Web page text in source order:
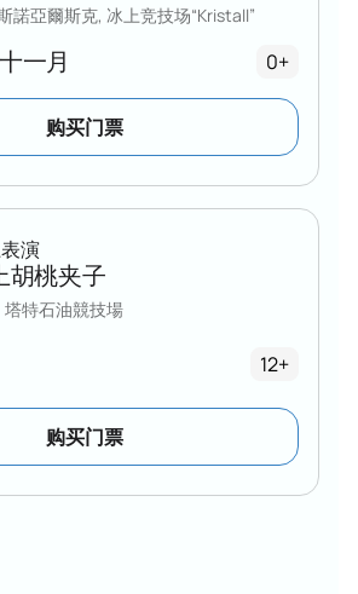
一月
諾亞爾斯克, 冰上竞技场“Kristall”
0+
购买门票
演
胡桃夹子
塔特石油競技場
12+
购买门票